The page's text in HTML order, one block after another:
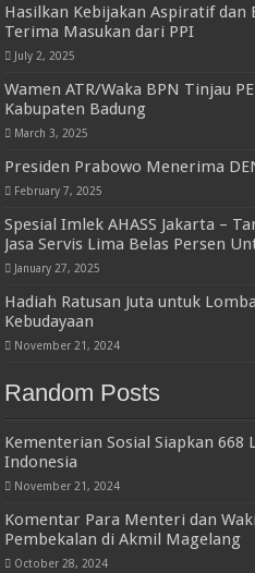
Hasilkan Kebijakan Aspiratif dan
Terima Masukan dari PPI
July 2, 2025
Wamen ATR/Waka BPN Tinjau
Kabupaten Badung
March 3, 2025
Presiden Prabowo Menerima
February 7, 2025
Spesial Imlek AHASS Jakarta –
Jasa Servis Lima Belas Persen
January 27, 2025
Hadiah Ratusan Juta untuk
Kebudayaan
November 21, 2024
Random Posts
Kementerian Sosial Siapkan 668
Indonesia
November 21, 2024
Komentar Para Menteri dan
Pembekalan di Akmil Magelang
October 28, 2024